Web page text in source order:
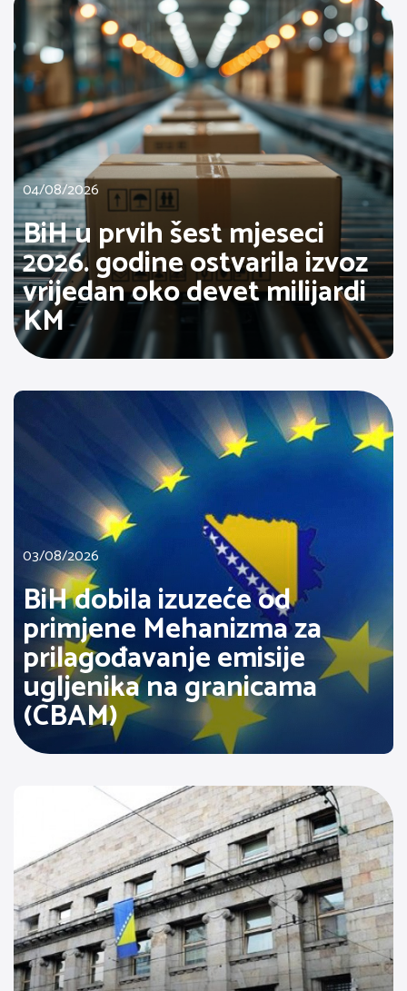
04/08/2026
BiH u prvih šest mjeseci
2026. godine ostvarila izvoz
vrijedan oko devet milijardi
KM
03/08/2026
BiH dobila izuzeće od
primjene Mehanizma za
prilagođavanje emisije
ugljenika na granicama
(CBAM)